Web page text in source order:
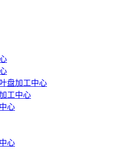
盘加工中心
工中心
心
心